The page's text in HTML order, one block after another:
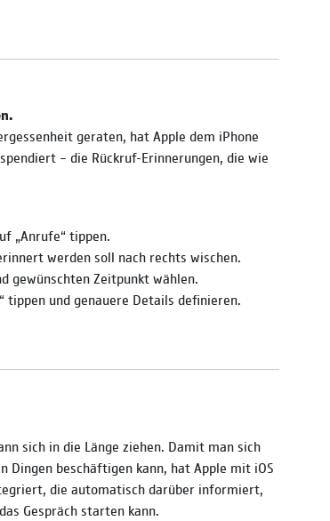
geraten, hat Apple dem iPhone
– die Rückruf-Erinnerungen, die wie
„Anrufe“ tippen.
werden soll nach rechts wischen.
gewünschten Zeitpunkt wählen.
tippen und genauere Details definieren.
sich in die Länge ziehen. Damit man sich
Dingen beschäftigen kann, hat Apple mit iOS
die automatisch darüber informiert,
Gespräch starten kann.